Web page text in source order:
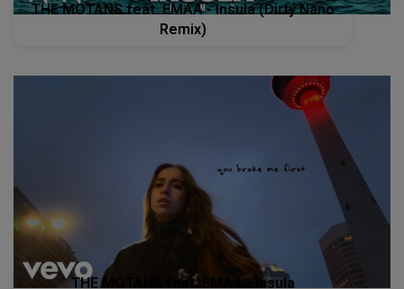
THE MOTANS feat. EMAA - Insula (Dirty Nano
Remix)
THE MOTANS feat. EMAA - Insula